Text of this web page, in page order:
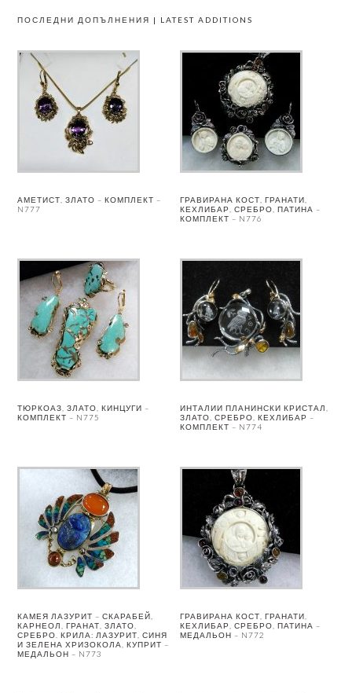
ПОСЛЕДНИ ДОПЪЛНЕНИЯ | LATEST ADDITIONS
АМЕТИСТ, ЗЛАТО – КОМПЛЕКТ –
N777
ГРАВИРАНА КОСТ, ГРАНАТИ,
КЕХЛИБАР, СРЕБРО, ПАТИНА –
КОМПЛЕКТ – N776
ТЮРКОАЗ, ЗЛАТО, КИНЦУГИ –
КОМПЛЕКТ – N775
ИНТАЛИИ ПЛАНИНСКИ КРИСТАЛ,
ЗЛАТО, СРЕБРО, КЕХЛИБАР –
КОМПЛЕКТ – N774
КАМЕЯ ЛАЗУРИТ – СКАРАБЕЙ,
КАРНЕОЛ, ГРАНАТ, ЗЛАТО,
СРЕБРО. КРИЛА: ЛАЗУРИТ, СИНЯ
И ЗЕЛЕНА ХРИЗОКОЛА, КУПРИТ –
МЕДАЛЬОН – N773
ГРАВИРАНА КОСТ, ГРАНАТИ,
КЕХЛИБАР, СРЕБРО, ПАТИНА –
МЕДАЛЬОН – N772